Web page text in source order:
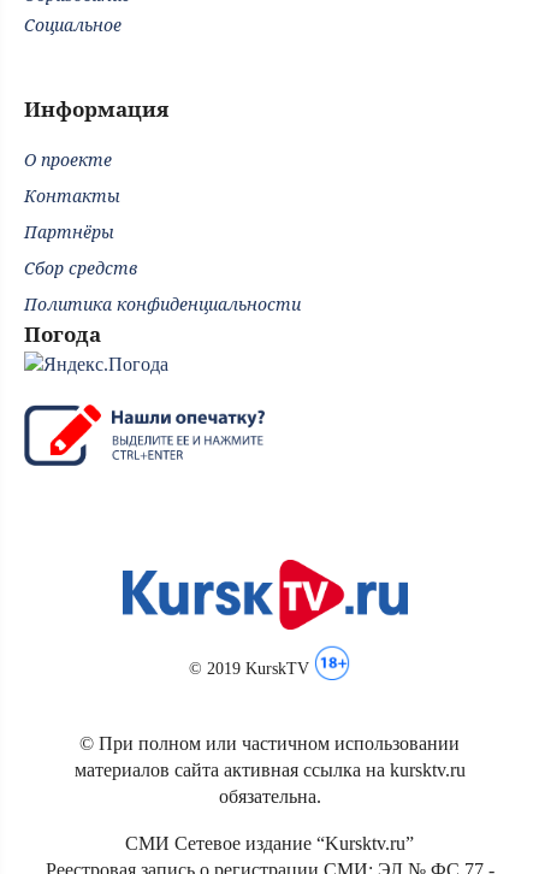
Социальное
Информация
О проекте
Контакты
Партнёры
Сбор средств
Политика конфиденциальности
Погода
© 2019 KurskTV
© При полном или частичном использовании
материалов сайта активная ссылка на kursktv.ru
обязательна.
СМИ Сетевое издание “Kursktv.ru”